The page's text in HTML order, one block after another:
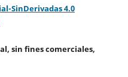
SinDerivadas 4.0
sin fines comerciales,